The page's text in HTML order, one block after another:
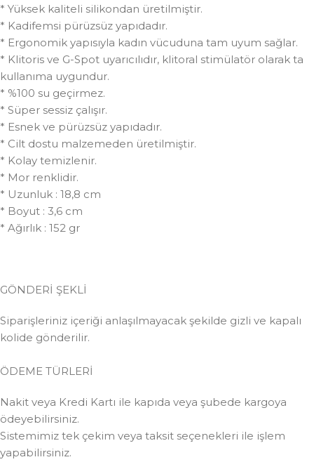
* Yüksek kaliteli silikondan üretilmiştir.
* Kadifemsi pürüzsüz yapıdadır.
* Ergonomik yapısıyla kadın vücuduna tam uyum sağlar.
* Klitoris ve G-Spot uyarıcılıdır, klitoral stimülatör olarak ta
kullanıma uygundur.
* %100 su geçirmez.
* Süper sessiz çalışır.
* Esnek ve pürüzsüz yapıdadır.
* Cilt dostu malzemeden üretilmiştir.
* Kolay temizlenir.
* Mor renklidir.
* Uzunluk : 18,8 cm
* Boyut : 3,6 cm
* Ağırlık : 152 gr
GÖNDERİ ŞEKLİ
Siparişleriniz içeriği anlaşılmayacak şekilde gizli ve kapalı
kolide gönderilir.
ÖDEME TÜRLERİ
Nakit veya Kredi Kartı ile kapıda veya şubede kargoya
ödeyebilirsiniz.
Sistemimiz tek çekim veya taksit seçenekleri ile işlem
yapabilirsiniz.